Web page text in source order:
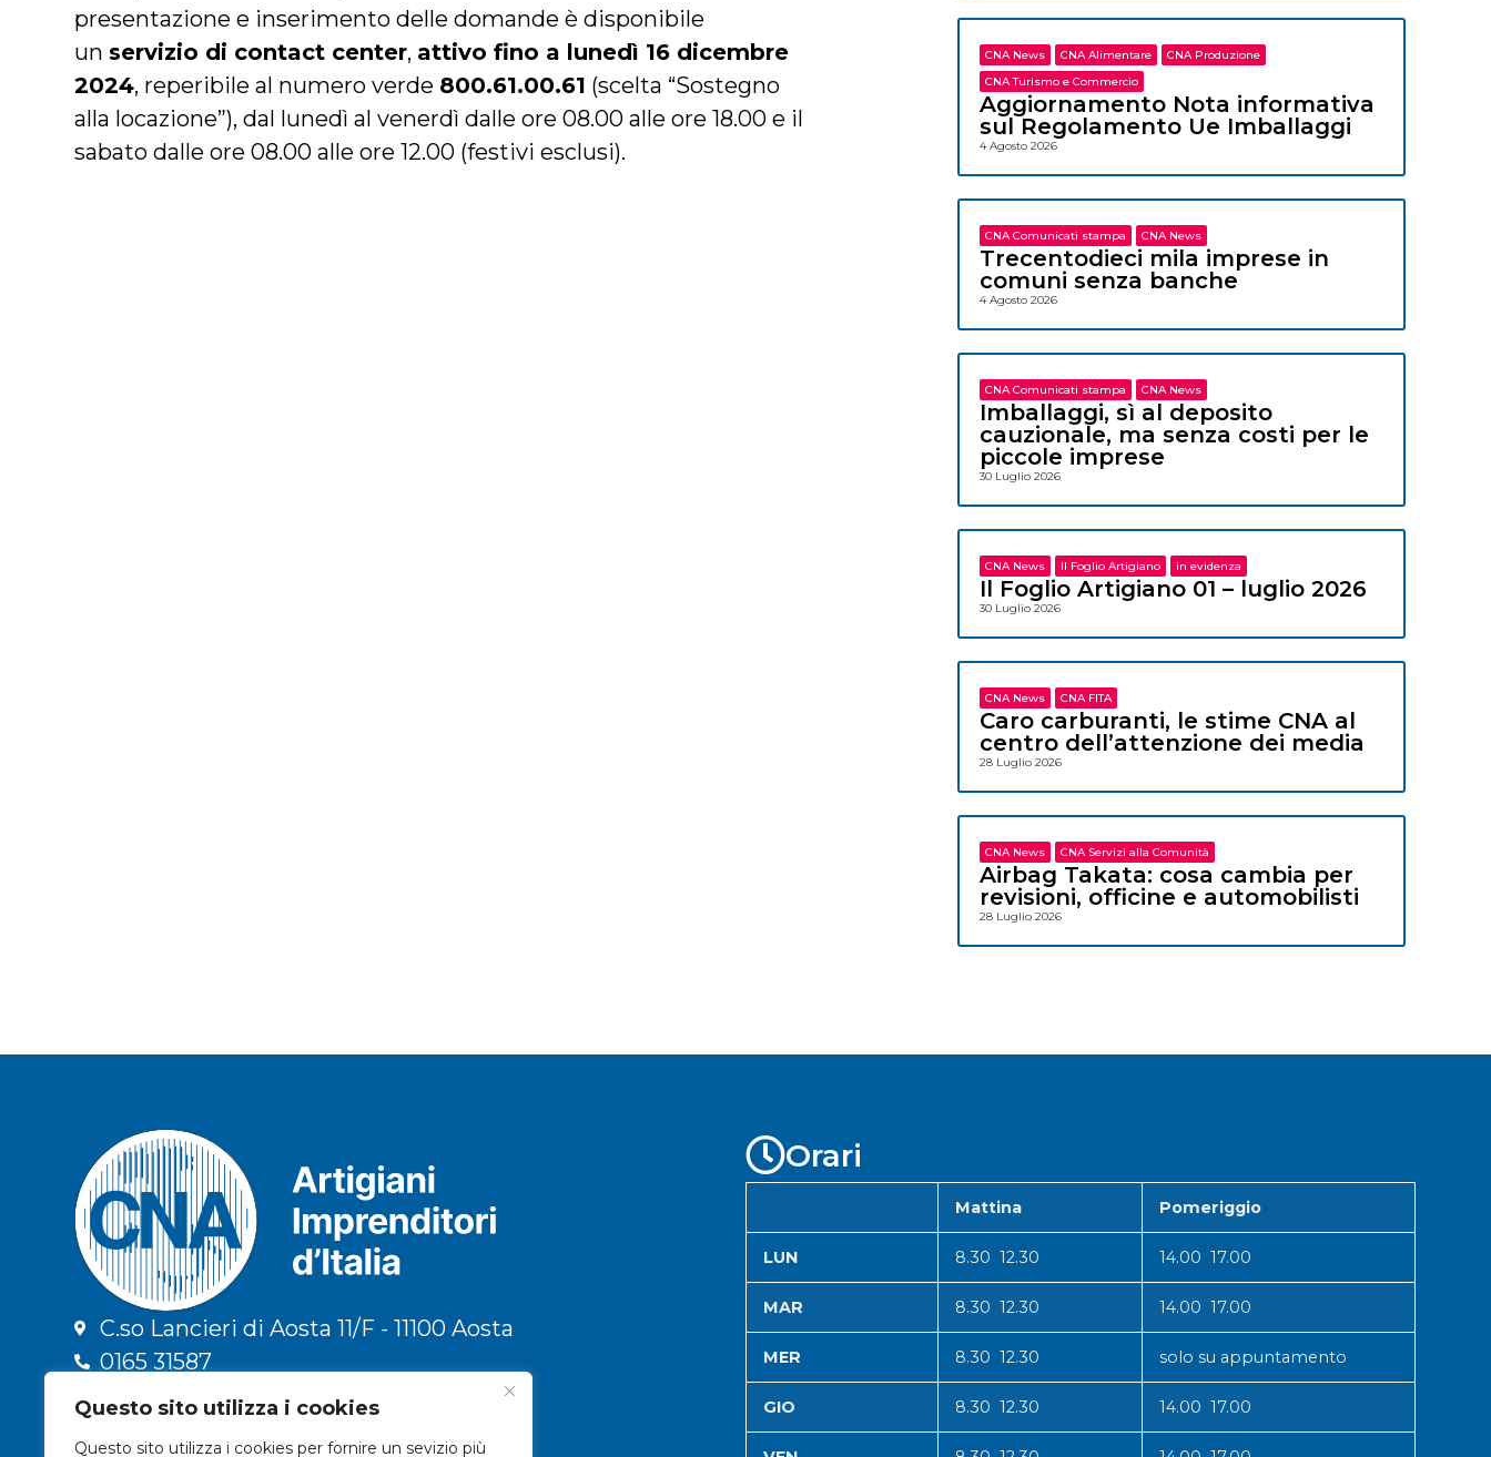
Questo sito utilizza i cookies
Questo sito utilizza i cookies per fornire un sevizio più
presentazione e inserimento delle domande è disponibile
un servizio di contact center, attivo fino a lunedì 16 dicembre
2024, reperibile al numero verde 800.61.00.61 (scelta “Sostegno
alla locazione”), dal lunedì al venerdì dalle ore 08.00 alle ore 18.00 e il
sabato dalle ore 08.00 alle ore 12.00 (festivi esclusi).
CNA News CNA Alimentare
CNA Produzione
CNA Turismo e Commercio
Aggiornamento Nota informativa
sul Regolamento Ue Imballaggi
4 Agosto 2026
CNA Comunicati stampa CNA News
Trecentodieci mila imprese in
comuni senza banche
4 Agosto 2026
CNA Comunicati stampa CNA News
Imballaggi, sì al deposito
cauzionale, ma senza costi per le
piccole imprese
30 Luglio 2026
CNA News Il Foglio Artigiano in evidenza
Il Foglio Artigiano 01 – luglio 2026
30 Luglio 2026
CNA News CNA FITA
Caro carburanti, le stime CNA al
centro dell’attenzione dei media
28 Luglio 2026
CNA News CNA Servizi alla Comunità
Airbag Takata: cosa cambia per
revisioni, officine e automobilisti
28 Luglio 2026
C.so Lancieri di Aosta 11/F - 11100 Aosta
0165 31587
info@cna.ao.it
Orari
Mattina Pomeriggio
LUN 8.30 12.30 14.00 17.00
MAR 8.30 12.30 14.00 17.00
MER 8.30 12.30 solo su appuntamento
GIO 8.30 12.30 14.00 17.00